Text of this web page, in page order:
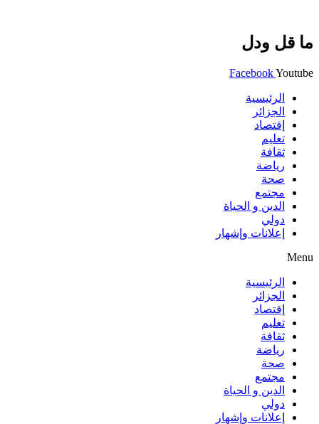
ما قل ودل
FacebookYoutube
الرئيسية
الجزائر
إقتصاد
تعليم
ثقافة
رياضة
صحة
مجتمع
الدين و الحياة
دولي
إعلانات وإشهار
Menu
الرئيسية
الجزائر
إقتصاد
تعليم
ثقافة
رياضة
صحة
مجتمع
الدين و الحياة
دولي
إعلانات وإشهار